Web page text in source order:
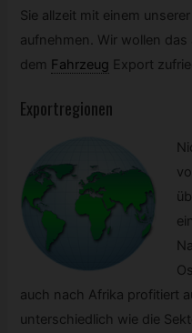
Sie allzeit mit einem
aufnehmen. Wir wollen
dem Fahrzeug Export
Exportregionen
auch nach Afrika profitiert
unterschiedlich wie die